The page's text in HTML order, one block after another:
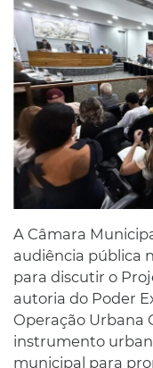
A Câmara
audiência pública
para discutir o
autoria do Poder
Operação Urbana
instrumento
municipal para